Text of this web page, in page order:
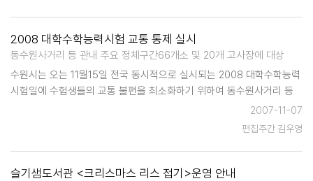
2008 대학수학능력시험 교통 통제 실시
동수원사거리 등 관내 주요 정체구간66개소 및 20개 고사장에 대상
수원시는 오는 11월15일 전국 동시적으로 실시되는 2008 대학수학능력
시험일에 수험생들의 교통 불편을 최소화하기 위하여 동수원사거리 등
관내 주요 정체구간66개소 및 20개 고사장에 대한 일제 교통통제를 실
시한다. 이번 교통통제는 수원시청, 수원시 관내 3개 경찰서, 중.남부 모
2007-11-07
편집주간 김우영
슬기샘도서관 <크리스마스 리스 접기>운영 안내